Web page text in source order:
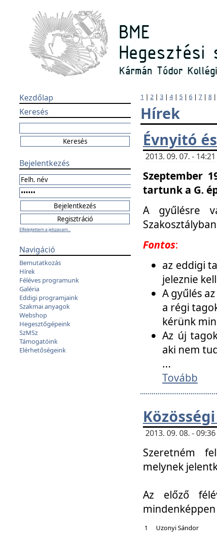
Kezdőlap
Keresés
Bejelentkezés
Elfelejtettem a jelszavam...
Navigáció
Bemutatkozás
Hírek
Féléves programunk
Galéria
Eddigi programjaink
Szakmai anyagok
Webshop
Hegesztőgépeink
SzMSz
Támogatóink
Elérhetőségeink
1 | 2 | 3 | 4| 5 | 6 | 7 | 8
Hírek
Évnyitó
2013. 09. 07. -
Szeptember
tartunk a G.
A gyűlésre
Fontos:
az eddigi
jeleznie
A gyűlés
a régi
kérünk
Az új
aki nem
...
Tovább
2013. 09. 08. -
Szeretném
melynek
Az előző
1
Uzonyi Sándor